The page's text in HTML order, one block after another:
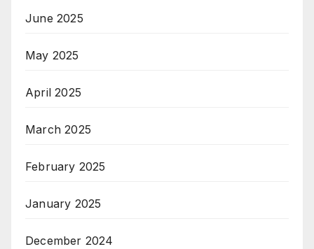
June 2025
May 2025
April 2025
March 2025
February 2025
January 2025
December 2024